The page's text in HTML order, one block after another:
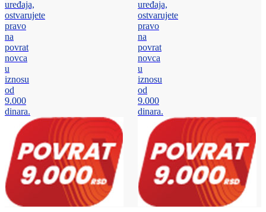
uređaja,
ostvarujete
pravo
na
povrat
novca
u
iznosu
od
9.000
dinara.
uređaja,
ostvarujete
pravo
na
povrat
novca
u
iznosu
od
9.000
dinara.